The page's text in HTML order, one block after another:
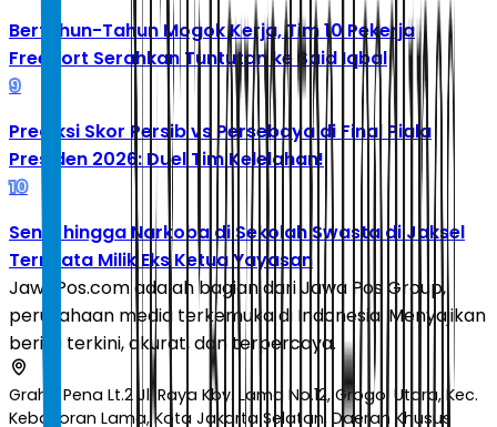
Bertahun-Tahun Mogok Kerja, Tim 10 Pekerja
Freeport Serahkan Tuntutan ke Said Iqbal
9
Prediksi Skor Persib vs Persebaya di Final Piala
Presiden 2026: Duel Tim Kelelahan!
10
Senpi hingga Narkoba di Sekolah Swasta di Jaksel
Ternyata Milik Eks Ketua Yayasan
JawaPos.com adalah bagian dari Jawa Pos Group,
perusahaan media terkemuka di Indonesia. Menyajikan
berita terkini, akurat, dan terpercaya.
Graha Pena Lt.2 Jl. Raya Kby. Lama No.12, Grogol Utara, Kec.
Kebayoran Lama, Kota Jakarta Selatan, Daerah Khusus